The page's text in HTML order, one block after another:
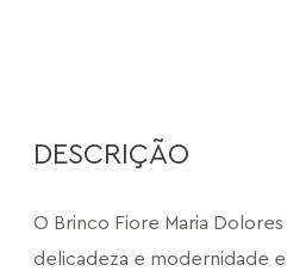
DESCRIÇÃO
O Brinco Fiore Maria
delicadeza e modernidade